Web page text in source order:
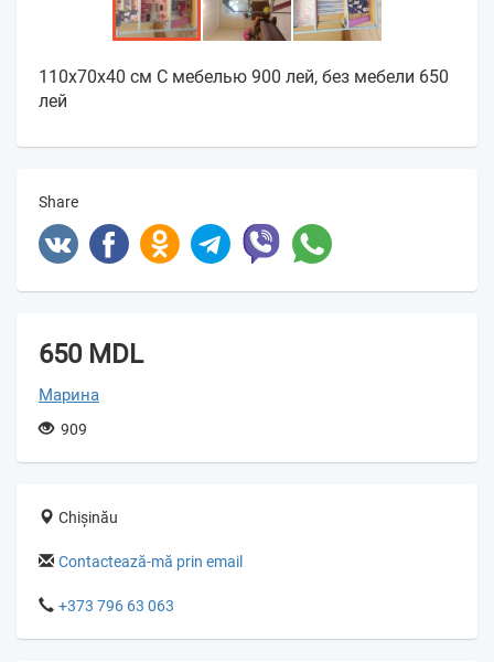
110х70х40 см С мебелью 900 лей, без мебели 650
лей
Share
650 MDL
Марина
909
Chișinău
Contactează-mă prin email
+373 796 63 063